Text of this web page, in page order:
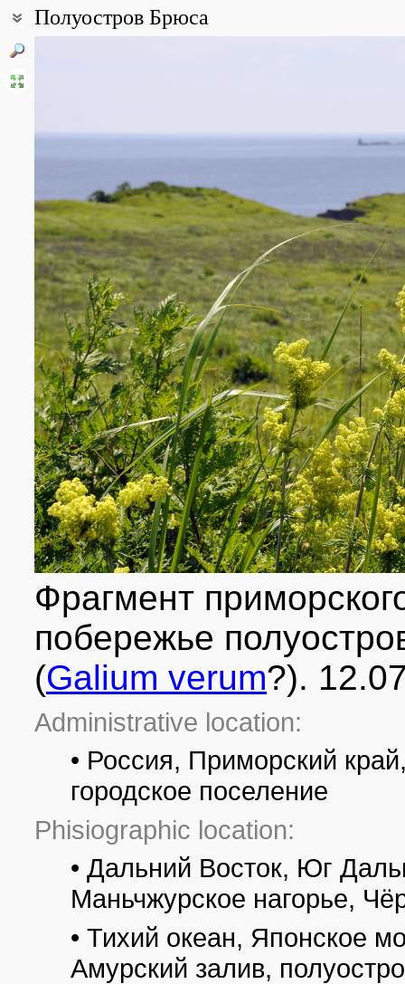
Полуостров Брюса
неотектонической природе. Мыс Брюса сложен из ряда
в 1862 году повторно описан экспедицией В. М. Бабкина. В
однако это имя нанесено и на русскую карту 1865 года, и на
увековечивании памяти английского адмирала Брюса (в 1855
сподвижника Петра I Я. В. Брюса. В начале XX века
All photos(24) Photos of plants & lichens (52)
Фрагмент
побережье
(Galium verum?).
Administrative location:
• Россия, Приморский
городское поселение
Phisiographic location:
• Дальний Восток, Юг
Маньчжурское нагорье,
• Тихий океан, Японское
Амурский залив,